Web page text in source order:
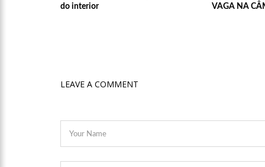
10:26 Ex-noivo de Marília
10:15 Aos 43 anos,
do interior
VAGA NA
LEAVE A COMMENT